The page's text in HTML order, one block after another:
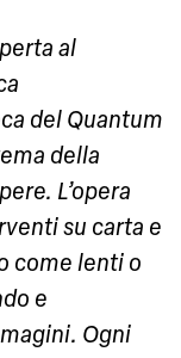
al
del Quantum
della
L’opera
su carta e
come lenti o
e
Ogni